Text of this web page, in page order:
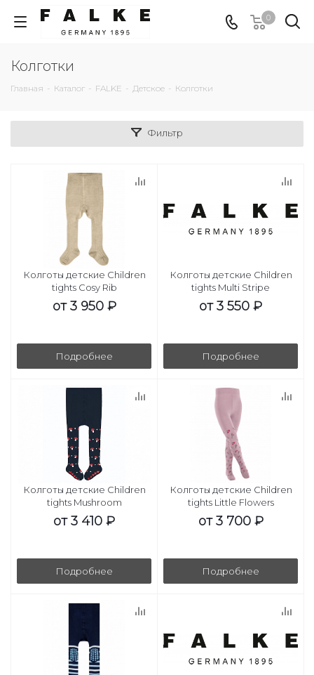
0
Колготки
Главная - Каталог - FALKE - Детское - Колготки
Фильтр
Колготы детские Children
tights Cosy Rib
от3 950 ₽
Подробнее
Колготы детские Children
tights Multi Stripe
от3 550 ₽
Подробнее
Колготы детские Children
tights Mushroom
от3 410 ₽
Подробнее
Колготы детские Children
tights Little Flowers
от3 700 ₽
Подробнее